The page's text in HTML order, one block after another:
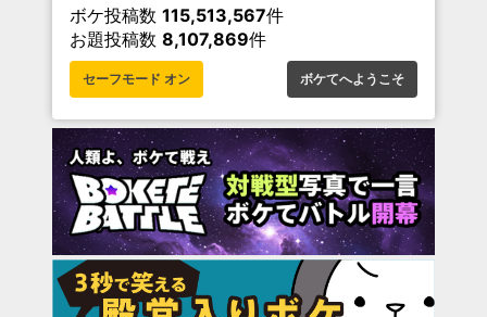
ボケ投稿数 115,513,567件
お題投稿数 8,107,869件
セーフモード オン ボケてへようこそ